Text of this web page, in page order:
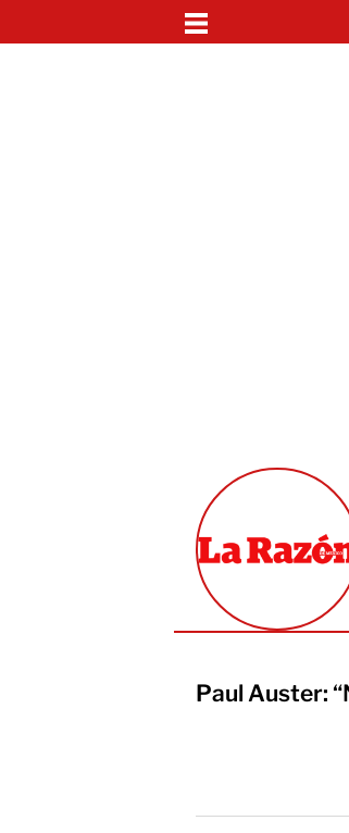
Paul Auster: